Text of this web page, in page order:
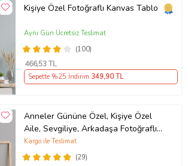
Kişiye Özel Fotoğraflı Kanvas Tablo
(100)
Aynı Gün Ücretsiz Teslimat
466,53 TL
Sepette %25 İndirim 349,90 TL
Anneler Gününe Özel, Kişiye Özel
Aile, Sevgiliye, Arkadaşa Fotoğraflı
Hediye Kanvas Tablo
(29)
Kargo ile Teslimat